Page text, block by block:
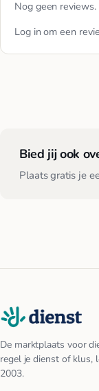
Nog geen
Log in om een
Bied jij ook
Plaats gratis je
De marktplaats voor
regel je dienst of klus,
2003.